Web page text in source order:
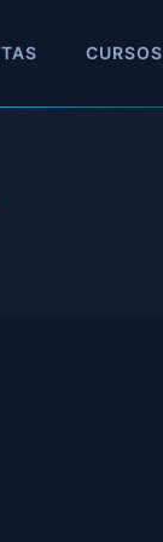
CURSOS